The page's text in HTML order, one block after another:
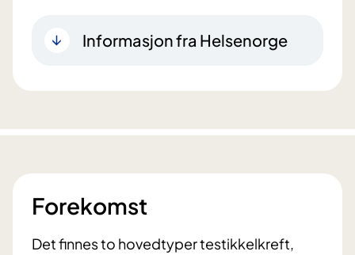
Informasjon fra Helsenorge
Forekomst
Det finnes to hovedtyper testikkelkreft,